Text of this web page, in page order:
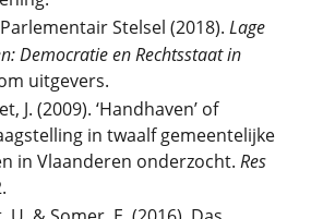
Stelsel (2018). Lage
Democratie en Rechtsstaat in
uitgevers.
J. (2009). ‘Handhaven’ of
in twaalf gemeentelijke
in Vlaanderen onderzocht. Res